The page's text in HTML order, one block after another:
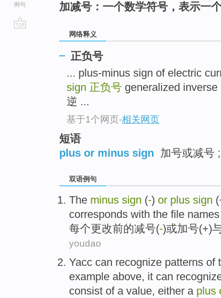
例句
加减号：一个数学符号，表示一
网络释义
正负号
... plus-minus sign of electric
sign 正负号 generalized
逆 ...
基于1个网页-相关网页
短语
plus or minus sign 加号或减号
双语例句
The minus sign (-) or plus sign
corresponds with the file names
每个更改前的减号(-)或加号(+)
youdao
Yacc can recognize patterns of
example above, it can
consist of a value, either a plus